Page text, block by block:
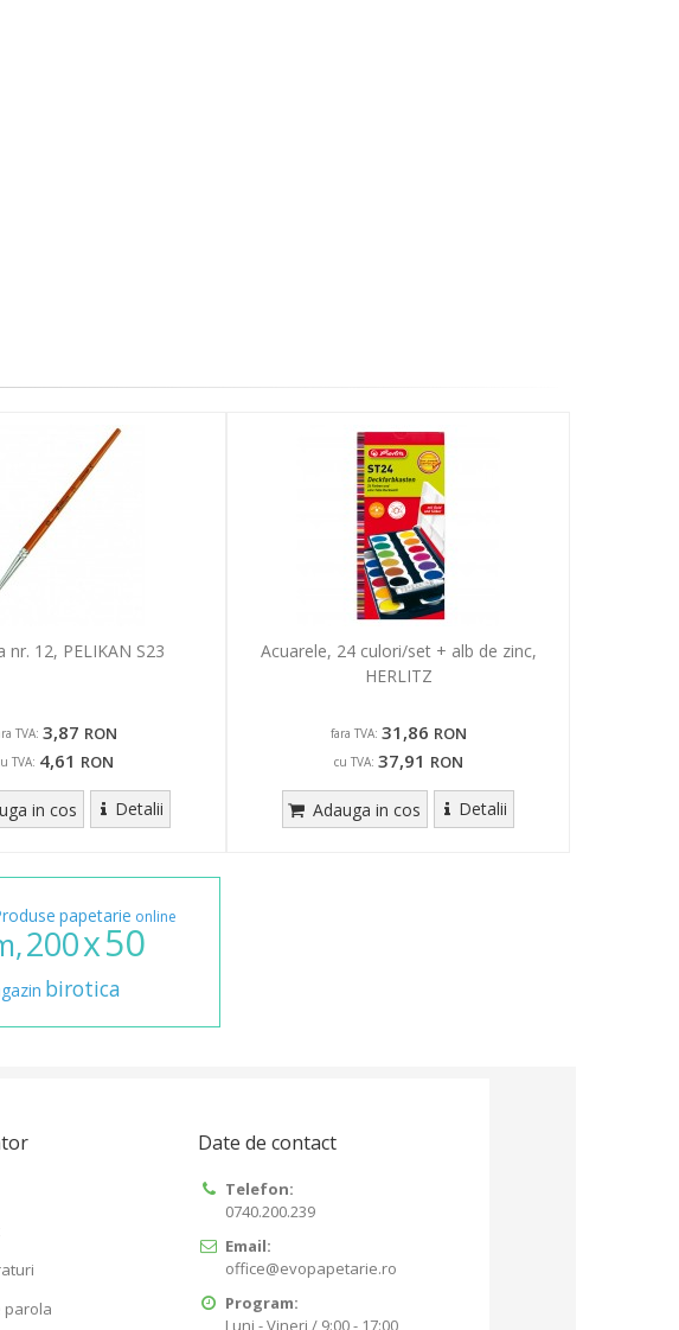
nr. 12, PELIKAN S23
TVA: 3,87 RON
TVA: 4,61 RON
in cos Detalii
Acuarele, 24 culori/set + alb de zinc,
HERLITZ
fara TVA: 31,86 RON
cu TVA: 37,91 RON
Adauga in cos Detalii
papetarie online
200x50
birotica
parola
Date de contact
Telefon:
0740.200.239
Email:
office@evopapetarie.ro
Program:
Luni - Vineri / 9:00 - 17:00